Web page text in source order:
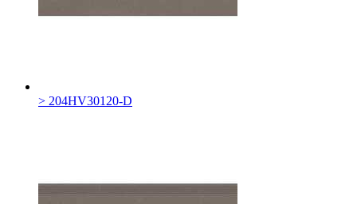
> 204HV30120-D